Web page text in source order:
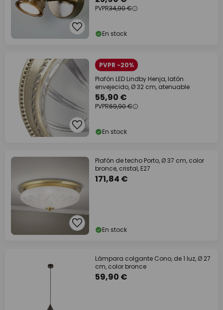
PVPR34,90 €
En stock
PVPR -20%
Plafón LED Lindby Henja, latón
envejecido, Ø 32 cm, atenuable
55,90 €
PVPR69,90 €
En stock
Plafón de techo Porto, Ø 37 cm, color
bronce, cristal, E27
171,84 €
En stock
Lámpara colgante Cono, de 1 luz, Ø 27
cm, color bronce
59,90 €